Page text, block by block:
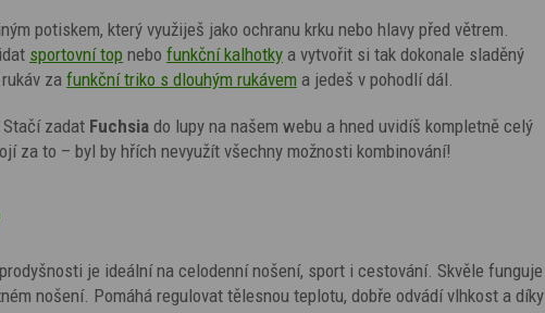
potiskem, který využiješ jako ochranu krku nebo hlavy před větrem.
sportovní top nebo funkční kalhotky a vytvořit si tak dokonale sladěný
za funkční triko s dlouhým rukávem a jedeš v pohodlí dál.
Stačí zadat Fuchsia do lupy na našem webu a hned uvidíš kompletně celý
za to – byl by hřích nevyužít všechny možnosti kombinování!
je ideální na celodenní nošení, sport i cestování. Skvěle funguje
nošení. Pomáhá regulovat tělesnou teplotu, dobře odvádí vlhkost a díky